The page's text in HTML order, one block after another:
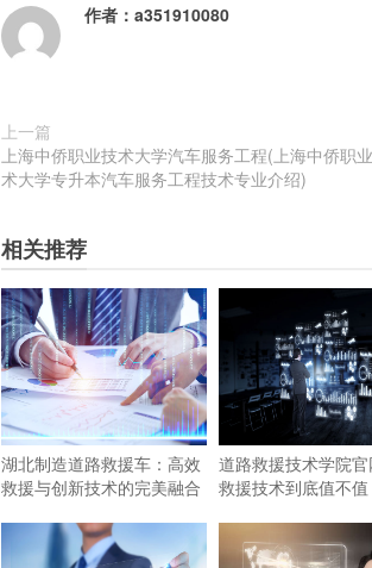
作者： a351910080
上一篇
上海中侨职业技术大学汽车服务工程(上海中侨职
术大学专升本汽车服务工程技术专业介绍)
相关推荐
湖北制造道路救援车：高效
救援与创新技术的完美融合
道路救援技术学院
救援技术到底值不值